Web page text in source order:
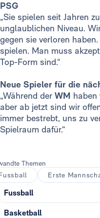
PSG
„Sie spielen seit Jahren
unglaublichen Niveau.
gegen sie verloren
spielen. Man muss
Top-Form sind.“
Neue Spieler für die
„Während der WM haben
aber ab jetzt sind wir
immer bestrebt, uns zu
Spielraum dafür.“
Themen
Erste
Fussball
Basketball